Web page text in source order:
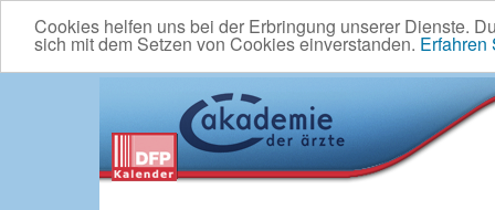
Cookies helfen uns bei der Erbringung unserer Dienste.
sich mit dem Setzen von Cookies einverstanden. Erfahren